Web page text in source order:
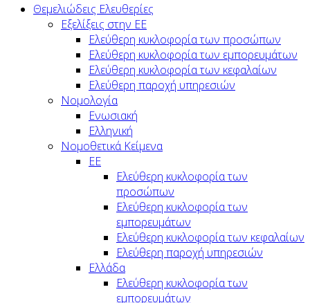
Θεμελιώδεις Ελευθερίες
Εξελίξεις στην ΕΕ
Ελεύθερη κυκλοφορία των προσώπων
Ελεύθερη κυκλοφορία των εμπορευμάτων
Ελεύθερη κυκλοφορία των κεφαλαίων
Ελεύθερη παροχή υπηρεσιών
Νομολογία
Ενωσιακή
Ελληνική
Νομοθετικά Κείμενα
ΕΕ
Ελεύθερη κυκλοφορία των
προσώπων
Ελεύθερη κυκλοφορία των
εμπορευμάτων
Ελεύθερη κυκλοφορία των κεφαλαίων
Ελεύθερη παροχή υπηρεσιών
Ελλάδα
Ελεύθερη κυκλοφορία των
εμπορευμάτων